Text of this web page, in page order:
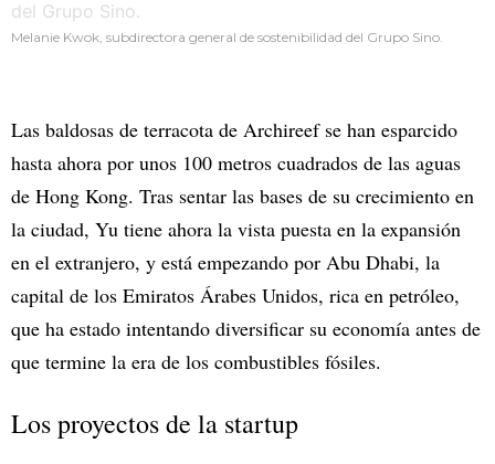
Melanie Kwok, subdirectora general de sostenibilidad del Grupo Sino.
Las baldosas de terracota de Archireef se han esparcido
hasta ahora por unos 100 metros cuadrados de las aguas
de Hong Kong. Tras sentar las bases de su crecimiento en
la ciudad, Yu tiene ahora la vista puesta en la expansión
en el extranjero, y está empezando por Abu Dhabi, la
capital de los Emiratos Árabes Unidos, rica en petróleo,
que ha estado intentando diversificar su economía antes de
que termine la era de los combustibles fósiles.
Los proyectos de la startup